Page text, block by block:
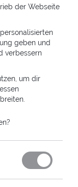
Antwort auf
persönlich
belasten somit
der Webseite
geben und
verbessern
um dir